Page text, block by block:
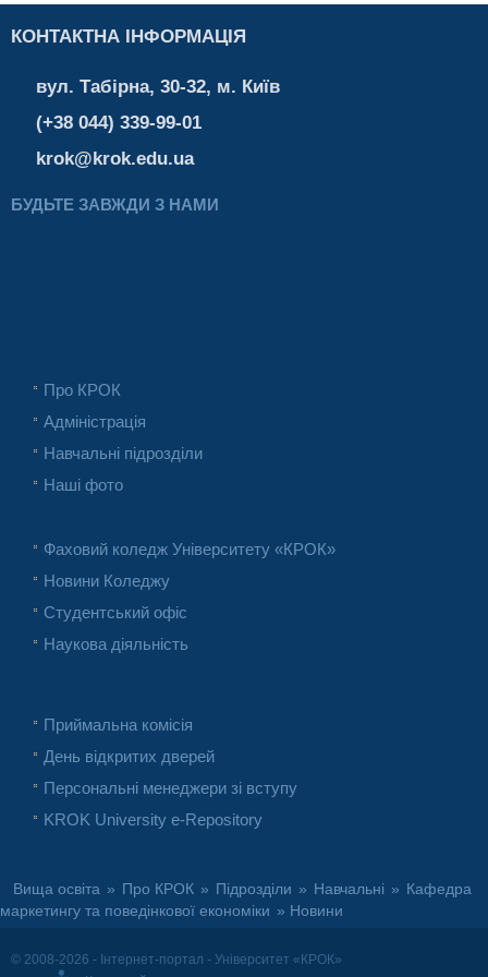
КОНТАКТНА ІНФОРМАЦІЯ
вул. Табірна, 30-32, м. Київ
(+38 044) 339-99-01
krok@krok.edu.ua
БУДЬТЕ ЗАВЖДИ З НАМИ
Про КРОК
Адміністрація
Навчальні підрозділи
Наші фото
Фаховий коледж Університету «КРОК»
Новини Коледжу
Студентський офіс
Наукова діяльність
Приймальна комісія
День відкритих дверей
Персональні менеджери зі вступу
KROK University e-Repository
Вища освіта » Про КРОК » Підрозділи » Навчальні » Кафедра
маркетингу та поведінкової економіки » Новини
© 2008-2026 - Інтернет-портал - Університет «КРОК»